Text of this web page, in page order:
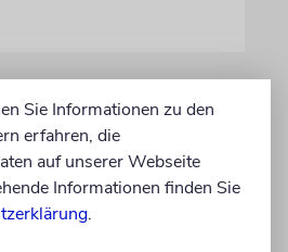
Sie Informationen zu den
erfahren, die
auf unserer Webseite
Informationen finden Sie
.